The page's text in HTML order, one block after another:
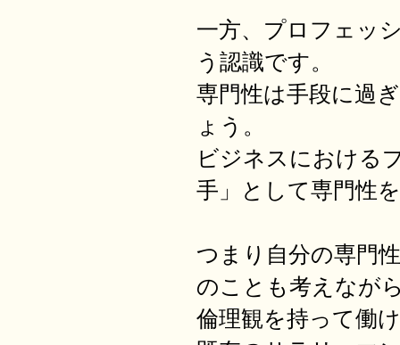
一方、プロフェッ
う認識です。
専門性は手段に過
ょう。
ビジネスにおける
手」として専門性
つまり自分の専門
のことも考えなが
倫理観を持って働